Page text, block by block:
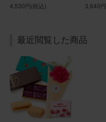
youカード付き
4,530円(税込)
ド付き
3,640円
最近閲覧した商品